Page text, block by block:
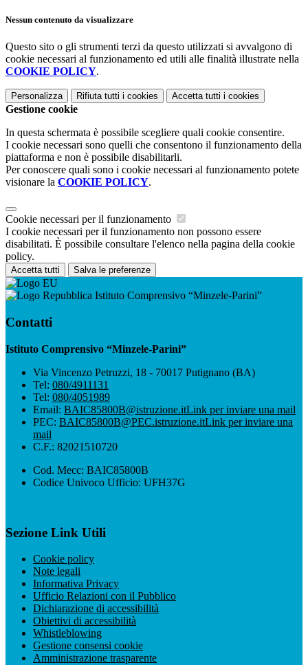
Nessun contenuto da visualizzare
Questo sito o gli strumenti terzi da questo utilizzati si avvalgono di
cookie necessari al funzionamento ed utili alle finalità illustrate nella
COOKIE POLICY.
Personalizza Rifiuta tutti i cookies Accetta tutti i cookies
Gestione cookie
In questa schermata è possibile scegliere quali cookie consentire.
I cookie necessari sono quelli che consentono il funzionamento della
piattaforma e non è possibile disabilitarli.
Per conoscere quali sono i cookie necessari al funzionamento potete
visionare la COOKIE POLICY.
Cookie necessari per il funzionamento
I cookie necessari per il funzionamento non possono essere
disabilitati. È possibile consultare l'elenco nella pagina della cookie
policy.
Accetta tutti Salva le preferenze
Istituto Comprensivo “Minzele-Parini”
Contatti
Istituto Comprensivo “Minzele-Parini”
Via Vincenzo Petruzzi, 18 - 70017 Putignano (BA)
Tel: 080/4911131
Tel: 080/4051989
Email: BAIC85800B@istruzione.itLink per inviare una mail
PEC: BAIC85800B@PEC.istruzione.itLink per inviare una
mail
C.F.: 82021510720
Cod. Mecc: BAIC85800B
Codice Univoco Ufficio: UFH37G
Sezione Link Utili
Cookie policy
Note legali
Informativa Privacy
Ufficio Relazioni con il Pubblico
Dichiarazione di accessibilità
Obiettivi di accessibilità
Whistleblowing
Gestione consensi cookie
Amministrazione trasparente